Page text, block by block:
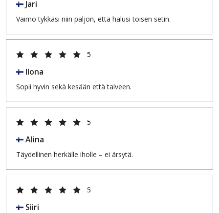
Jari
Vaimo tykkäsi niin paljon, että halusi toisen setin.
5
Ilona
Sopii hyvin sekä kesään että talveen.
5
Alina
Täydellinen herkälle iholle – ei ärsytä.
5
Siiri